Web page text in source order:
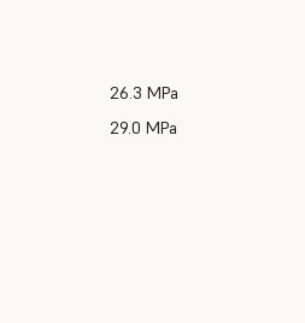
26.3 MPa
29.0 MPa